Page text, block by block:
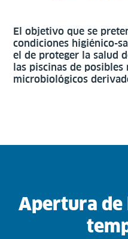
El objetivo que se
condiciones higiénico-
el de proteger la salud
las piscinas de
microbiológicos
Apertura de